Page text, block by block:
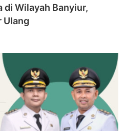
di Wilayah Banyiur,
Ulang